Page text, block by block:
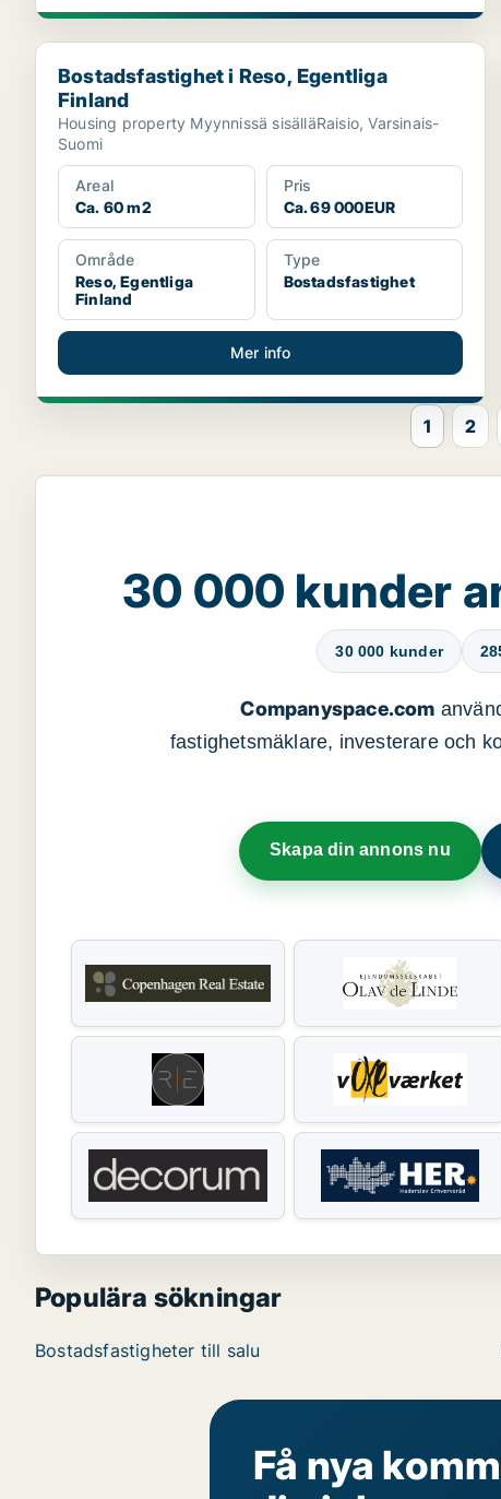
Bostadsfastighet i Reso, Egentliga Finland
Bostadsfastighet i Reso, Egentliga
Finland
Housing property Myynnissä sisälläRaisio, Varsinais-
Suomi
Areal
Ca. 60 m2
Pris
Ca. 69 000EUR
Område
Reso, Egentliga
Finland
Type
Bostadsfastighet
Mer info
1 2
30 000 kunder
30 000 kunder
Companyspace.com
fastighetsmäklare, investerare och
Skapa din annons nu
Populära sökningar
Bostadsfastigheter till salu
Få nya